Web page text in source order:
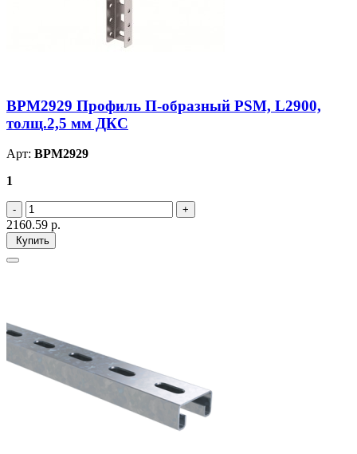
BPM2929 Профиль П-образный PSM, L2900,
толщ.2,5 мм ДКС
Арт: BPM2929
1
2160.59 р.
Купить